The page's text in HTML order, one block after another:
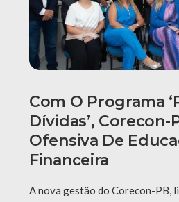
Com O Programa
Dívidas’, Corecon-
Ofensiva De
Financeira
A nova gestão do Corecon-PB,